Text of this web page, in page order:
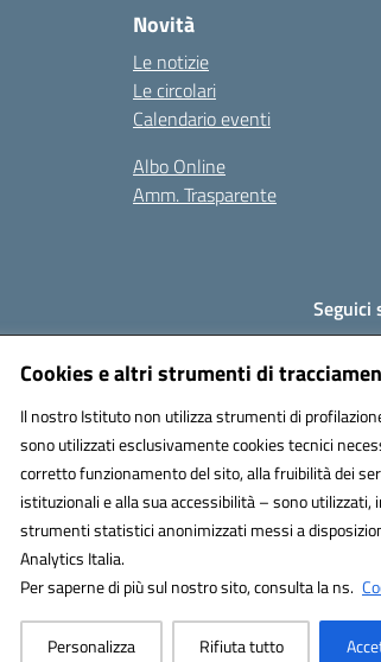
Cookies e altri strumenti di
Il nostro Istituto non utilizza strumenti di
sono utilizzati esclusivamente cookies tecnici
corretto funzionamento del sito, alla fruibilità dei
istituzionali e alla sua accessibilità – sono utilizzati,
strumenti statistici anonimizzati messi a
Analytics Italia.
Per saperne di più sul nostro sito, consulta la ns.
Personalizza Rifiuta tutto
Novità
Le notizie
Le circolari
Calendario eventi
Albo Online
Amm. Trasparente
Seguici